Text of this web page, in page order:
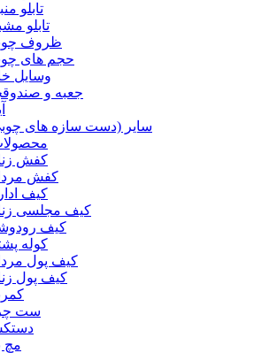
تابلو
تابلو
ظروف
حجم های
وسایل
جعبه و
سایر (دست سازه های
کفش
کفش
کیف
کیف مجلسی
کیف
کوله
کیف پول
کیف پول
ست
مچ